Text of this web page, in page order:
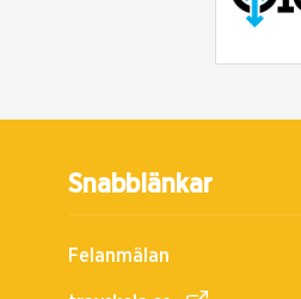
Snabblänkar
Felanmälan